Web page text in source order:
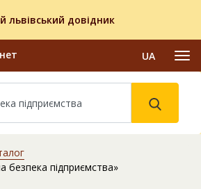
львівський довідник
UA
безпека підприємства»